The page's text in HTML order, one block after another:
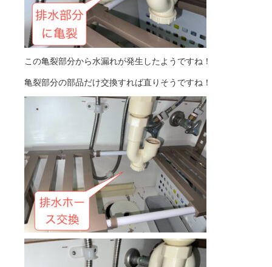
この亀裂部分から水漏れが発生したようですね！
亀裂部分の部品だけ交換すれば直りそうですね！